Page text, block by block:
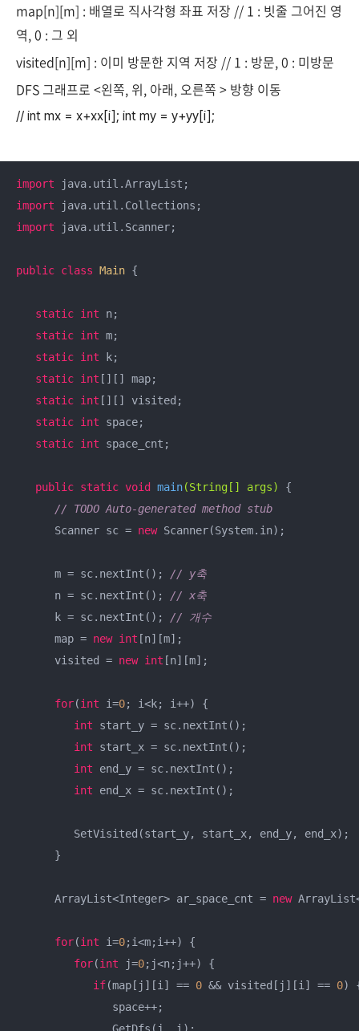
map[n][m] : 배열로 직사각형 좌표 저장 // 1 : 빗줄 그어진 영
역, 0 : 그 외
visited[n][m] : 이미 방문한 지역 저장 // 1 : 방문, 0 : 미방문
DFS 그래프로 <왼쪽, 위, 아래, 오른쪽 > 방향 이동
// int mx = x+xx[i]; int my = y+yy[i];
import
import
import java.util.Scanner;
public class Main {
static int n;
static int m;
static int k;
static int [][] map;
static int [][] visited;
static int space;
static int space_cnt;
public static void main(String[] args)
{
// TODO Auto-generated method stub
      Scanner sc =
new Scanner(System.in);
      m = sc.nextInt();
// y축
      n = sc.nextInt();
// x축
      k = sc.nextInt();
// 개수
      map =
new int [n][m];
      visited =
new int [n][m];
for(int i=0; i<k; i++) {
int start_y = sc.nextInt();
int start_x = sc.nextInt();
int end_y = sc.nextInt();
int end_x = sc.nextInt();
         SetVisited(start_y, start_x, end_y, end_x);
      }
      ArrayList<Integer> ar_space_cnt =
new
for(int i=0;i<m;i++) {
for(int j=0;j<n;j++) {
if(map[j][i] == 0 && visited[j][i] == 0)
               space++;